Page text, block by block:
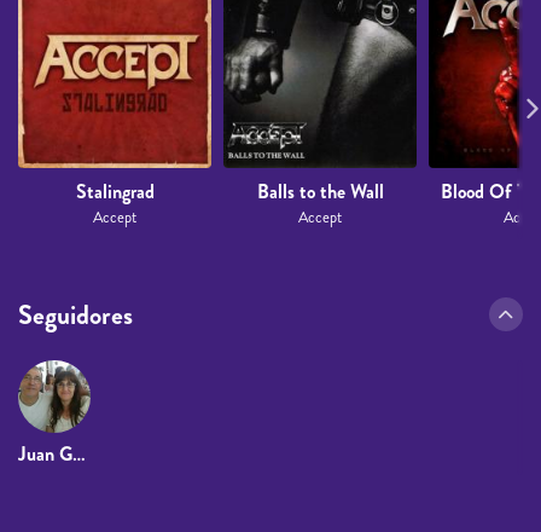
Stalingrad
Accept
Balls to the Wall
Accept
Blood Of
Seguidores
Juan Gonzalez Eugenio